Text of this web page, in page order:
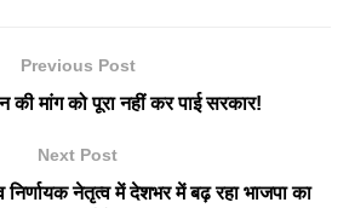
Previous Post
की मांग को पूरा नहीं कर पाई सरकार!
Next Post
नेतृत्व में देशभर में बढ़ रहा भाजपा का